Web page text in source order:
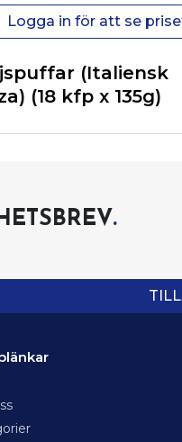
Logga in för att se
(Italiensk
(18 kfp x 135g)
.